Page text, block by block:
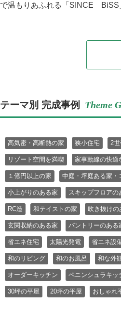
で温もりあふれる「SINCE BiSS
テーマ別 完成事例 Theme
高気密・高断熱の家 狭小住宅 2
リゾート空間を満喫 家事動線の快適
１億円以上の家 中庭・坪庭ある家・
小上がりのある家 スキップフロアの
RC造 和テイストの家 吹き抜けの
玄関収納のある家 パントリーのある
省エネ住宅 太陽光発電 省エネ設
和のリビング 和のお風呂 和な外
オーダーキッチン ペニンシュラキッ
30坪の平屋 20坪の平屋 おしゃれ